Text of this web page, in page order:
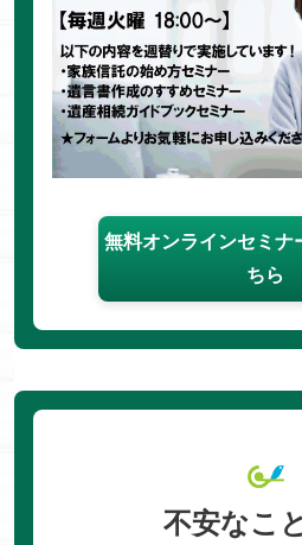
無料オンラインセミナ
ちら
不安なこ